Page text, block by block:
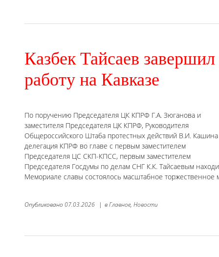
Казбек Тайсаев завершил
работу на Кавказе
По поручению Председателя ЦК КПРФ Г.А. Зюганова и
заместителя Председателя ЦК КПРФ, Руководителя
Общероссийского Штаба протестных действий В.И. Кашина
делегация КПРФ во главе с первым заместителем
Председателя ЦС СКП-КПСС, первым заместителем
Председателя Госдумы по делам СНГ К.К. Тайсаевым
Мемориале славы состоялось масштабное торжественное
Опубликовано 07.03.2026 | вГлавное, Новости